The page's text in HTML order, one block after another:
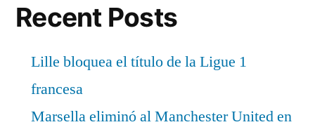
Recent Posts
Lille bloquea el título de la Ligue 1
francesa
Marsella eliminó al Manchester United en